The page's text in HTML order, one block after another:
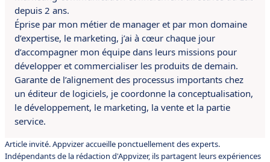
depuis 2 ans.
Éprise par mon métier de manager et par mon domaine
d’expertise, le marketing, j’ai à cœur chaque jour
d’accompagner mon équipe dans leurs missions pour
développer et commercialiser les produits de demain.
Garante de l’alignement des processus importants chez
un éditeur de logiciels, je coordonne la conceptualisation,
le développement, le marketing, la vente et la partie
service.
Article invité. Appvizer accueille ponctuellement des experts.
Indépendants de la rédaction d'Appvizer, ils partagent leurs expériences